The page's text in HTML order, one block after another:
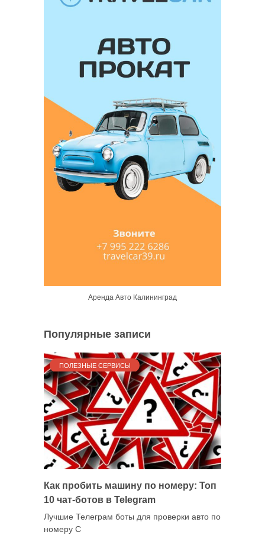
Аренда Авто Калининград
Популярные записи
ПОЛЕЗНЫЕ СЕРВИСЫ
Как пробить машину по номеру: Топ
10 чат-ботов в Telegram
Лучшие Телеграм боты для проверки авто по
номеру С